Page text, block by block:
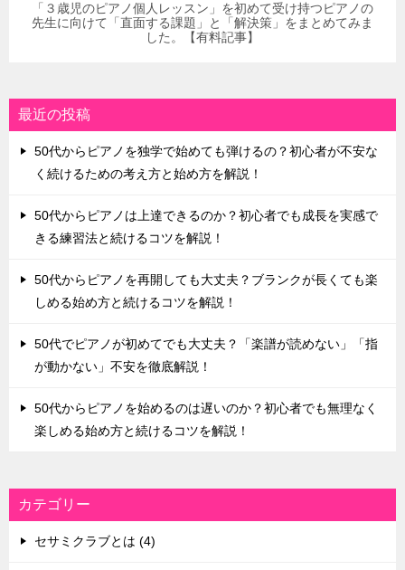
「３歳児のピアノ個人レッスン」を初めて受け持つピアノの
先生に向けて「直面する課題」と「解決策」をまとめてみま
した。【有料記事】
最近の投稿
50代からピアノを独学で始めても弾けるの？初心者が不安な
く続けるための考え方と始め方を解説！
50代からピアノは上達できるのか？初心者でも成長を実感で
きる練習法と続けるコツを解説！
50代からピアノを再開しても大丈夫？ブランクが長くても楽
しめる始め方と続けるコツを解説！
50代でピアノが初めてでも大丈夫？「楽譜が読めない」「指
が動かない」不安を徹底解説！
50代からピアノを始めるのは遅いのか？初心者でも無理なく
楽しめる始め方と続けるコツを解説！
カテゴリー
セサミクラブとは (4)